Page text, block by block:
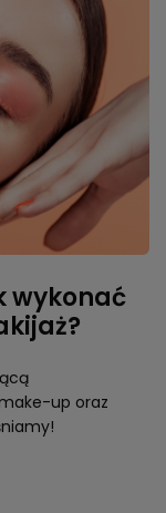
wykonać
up oraz